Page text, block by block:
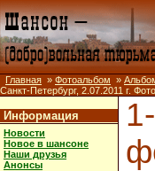
Главная » Фотоальбом »
Санкт-Петербург, 2.07.2011 г.
Информация
Новости
Новое в шансоне
Наши друзья
Анонсы